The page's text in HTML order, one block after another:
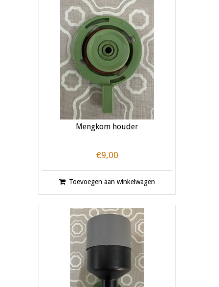
Mengkom houder
€9,00
Toevoegen aan winkelwagen